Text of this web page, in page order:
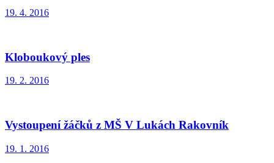
19. 4. 2016
Kloboukový ples
19. 2. 2016
Vystoupení žáčků z MŠ V Lukách Rakovník
19. 1. 2016